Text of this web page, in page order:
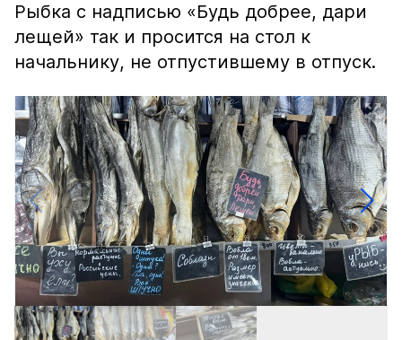
Рыбка с надписью «Будь добрее, дари
лещей» так и просится на стол к
начальнику, не отпустившему в отпуск.